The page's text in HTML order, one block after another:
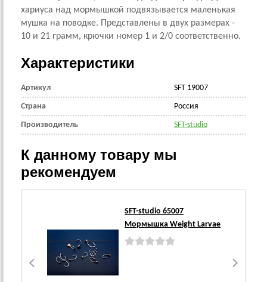
хариуса над мормышкой подвязывается маленькая
мушка на поводке. Представлены в двух размерах -
10 и 21 грамм, крючки номер 1 и 2/0 соответственно.
Характеристики
Артикул SFT 19007
Страна Россия
Производитель SFT-studio
К данному товару мы
рекомендуем
SFT-studio 65007
Мормышка Weight Larvae